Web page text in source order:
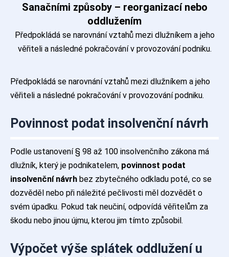
Sanačními způsoby – reorganizací nebo
oddlužením
Předpokládá se narovnání vztahů mezi dlužníkem a jeho
věřiteli a následné pokračování v provozování podniku.
Předpokládá se narovnání vztahů mezi dlužníkem a jeho
věřiteli a následné pokračování v provozování podniku.
Povinnost podat insolvenční návrh
Podle ustanovení § 98 až 100 insolvenčního zákona má
dlužník, který je podnikatelem, povinnost podat
insolvenční návrh bez zbytečného odkladu poté, co se
dozvěděl nebo při náležité pečlivosti měl dozvědět o
svém úpadku. Pokud tak neučiní, odpovídá věřitelům za
škodu nebo jinou újmu, kterou jim tímto způsobil.
Výpočet výše splátek oddlužení u